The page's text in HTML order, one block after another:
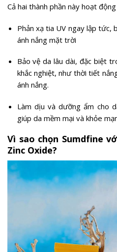
Cả hai thành phần này hoạt
Phản xạ tia UV ngay lập tức,
ánh nắng mặt trời
Bảo vệ da lâu dài, đặc biệt
khắc nghiệt, như thời tiết
ánh nắng.
Làm dịu và dưỡng ẩm cho
giúp da mềm mại và khỏe
Vì sao chọn Sumdfine
Zinc Oxide?